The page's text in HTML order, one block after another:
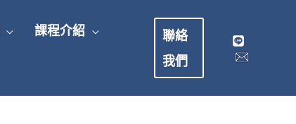
課程介紹
聯絡
我們